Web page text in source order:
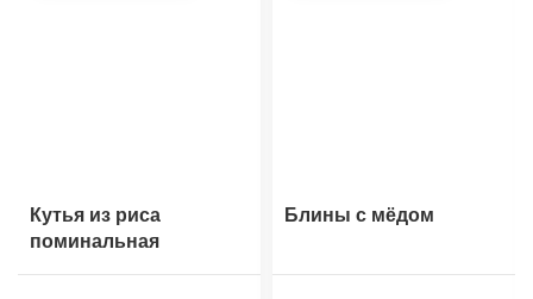
Кутья из риса
поминальная
Блины с мёдом